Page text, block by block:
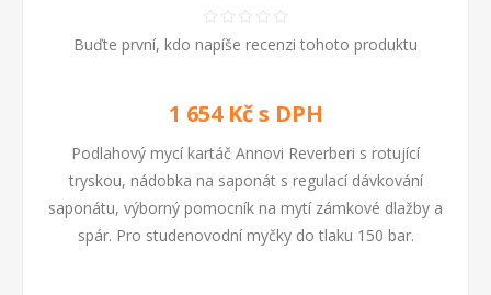
Buďte první, kdo napíše recenzi tohoto produktu
1 654 Kč s DPH
Podlahový mycí kartáč Annovi Reverberi s rotující
tryskou, nádobka na saponát s regulací dávkování
saponátu, výborný pomocník na mytí zámkové dlažby a
spár. Pro studenovodní myčky do tlaku 150 bar.